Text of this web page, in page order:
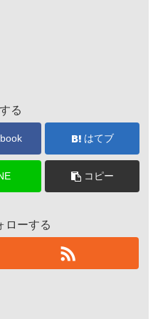
る
はてブ
コピー
ローする